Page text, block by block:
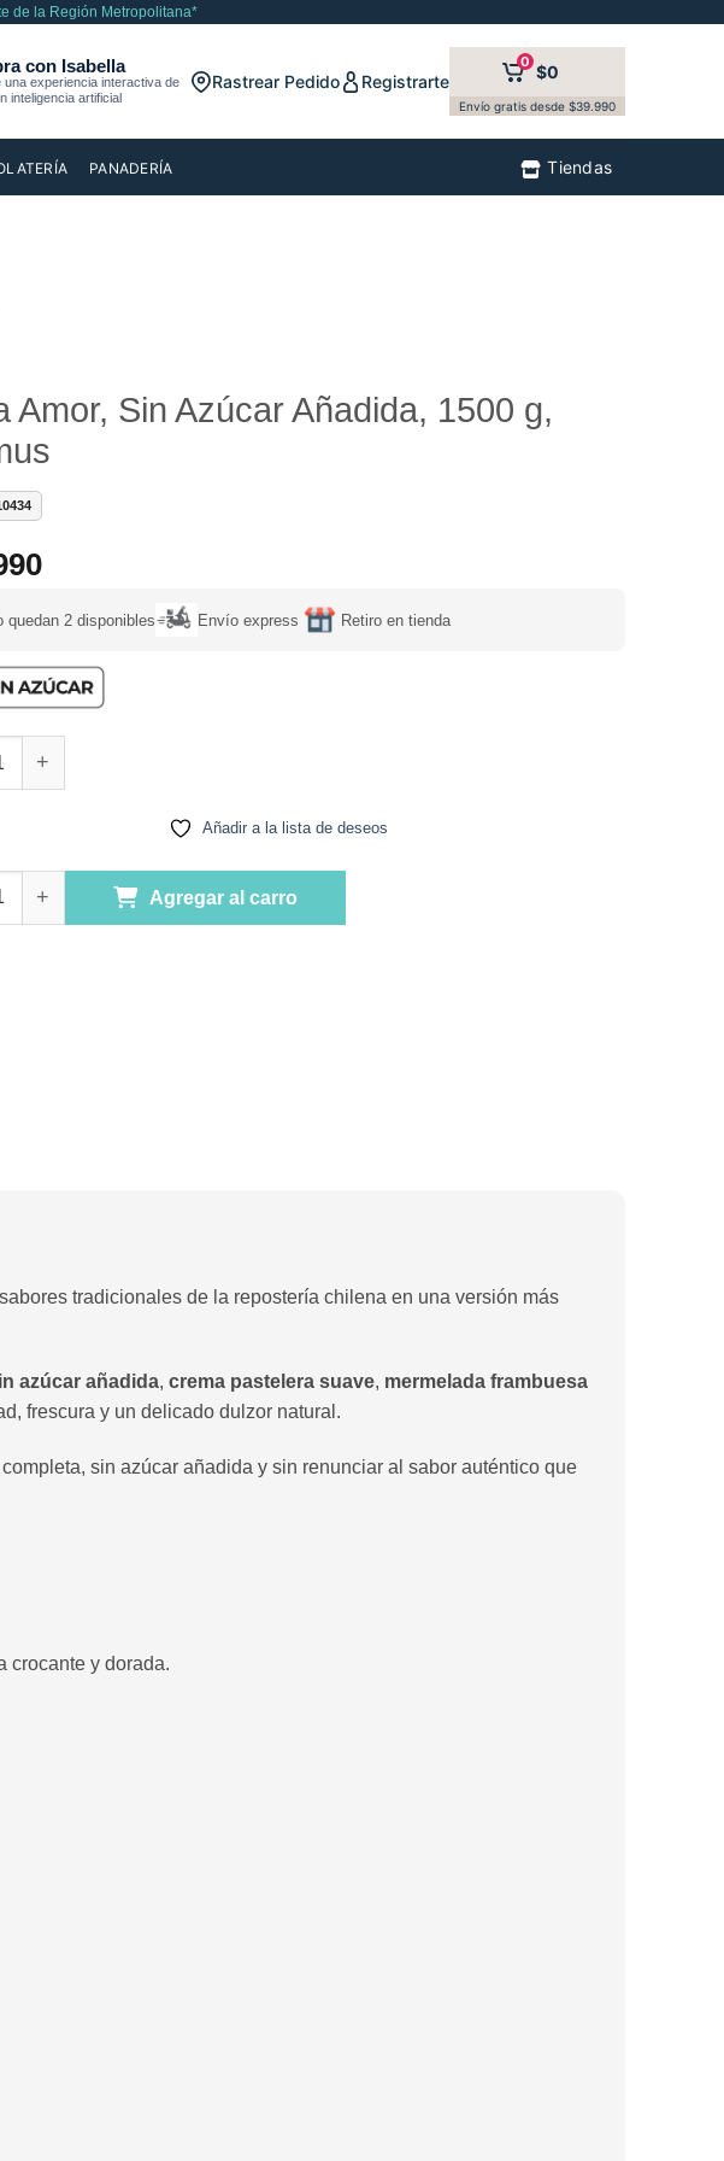
de la Región Metropolitana*
Rastrear Pedido Registrarte
0 $0
Envío gratis desde $39.990
PANADERÍA Tiendas
Amor, Sin Azúcar Añadida, 1500 g,
quedan 2 disponibles Envío express Retiro en tienda
Añadir a la lista de deseos
Sin Azúcar Añadida, 1500 g, Tremus cantidad
Agregar al carro
tradicionales de la repostería chilena en una versión más
azúcar añadida,crema pastelera suave, mermelada frambuesa
frescura y un delicado dulzor natural.
sin azúcar añadida y sin renunciar al sabor auténtico que
crocante y dorada.